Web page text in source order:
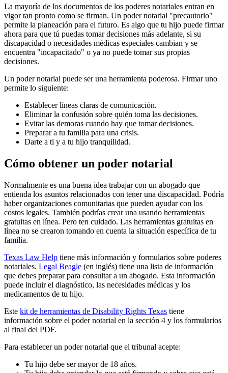
La mayoría de los documentos de los poderes notariales entran en
vigor tan pronto como se firman. Un poder notarial "precautorio"
permite la planeación para el futuro. Es algo que tu hijo puede firmar
ahora para que tú puedas tomar decisiones más adelante, si su
discapacidad o necesidades médicas especiales cambian y se
encuentra "incapacitado" o ya no puede tomar sus propias
decisiones.
Un poder notarial puede ser una herramienta poderosa. Firmar uno
permite lo siguiente:
Establecer líneas claras de comunicación.
Eliminar la confusión sobre quién toma las decisiones.
Evitar las demoras cuando hay que tomar decisiones.
Preparar a tu familia para una crisis.
Darte a ti y a tu hijo tranquilidad.
Cómo obtener un poder notarial
Normalmente es una buena idea trabajar con un abogado que
entienda los asuntos relacionados con tener una discapacidad. Podría
haber organizaciones comunitarias que pueden ayudar con los
costos legales. También podrías crear una usando herramientas
gratuitas en línea. Pero ten cuidado. Las herramientas gratuitas en
línea no se crearon tomando en cuenta la situación específica de tu
familia.
Texas Law Help tiene más información y formularios sobre poderes
notariales. Legal Beagle (en inglés) tiene una lista de información
que debes preparar para consultar a un abogado. Esta información
puede incluir el diagnóstico, las necesidades médicas y los
medicamentos de tu hijo.
Este kit de herramientas de Disability Rights Texas tiene
información sobre el poder notarial en la sección 4 y los formularios
al final del PDF.
Para establecer un poder notarial que el tribunal acepte:
Tu hijo debe ser mayor de 18 años.